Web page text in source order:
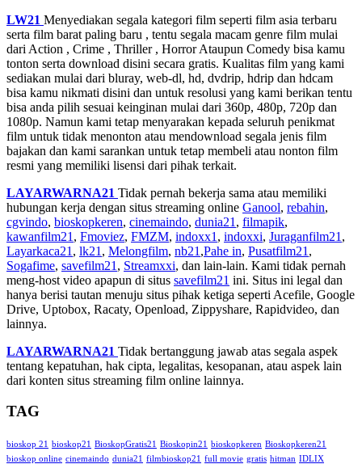
LW21 Menyediakan segala kategori film seperti film asia terbaru
serta film barat paling baru , tentu segala macam genre film mulai
dari Action , Crime , Thriller , Horror Ataupun Comedy bisa kamu
tonton serta download disini secara gratis. Kualitas film yang kami
sediakan mulai dari bluray, web-dl, hd, dvdrip, hdrip dan hdcam
bisa kamu nikmati disini dan untuk resolusi yang kami berikan tentu
bisa anda pilih sesuai keinginan mulai dari 360p, 480p, 720p dan
1080p. Namun kami tetap menyarakan kepada seluruh penikmat
film untuk tidak menonton atau mendownload segala jenis film
bajakan dan kami sarankan untuk tetap membeli atau nonton film
resmi yang memiliki lisensi dari pihak terkait.
LAYARWARNA21 Tidak pernah bekerja sama atau memiliki
hubungan kerja dengan situs streaming online Ganool, rebahin,
cgvindo, bioskopkeren, cinemaindo, dunia21 , filmapik,
kawanfilm21 , Fmoviez, FMZM, indoxx1 , indoxxi, Juraganfilm21 ,
Layarkaca21 , lk21 , Melongfilm, nb21 ,Pahe in, Pusatfilm21 ,
Sogafime, savefilm21 , Streamxxi, dan lain-lain. Kami tidak pernah
meng-host video apapun di situs savefilm21 ini. Situs ini legal dan
hanya berisi tautan menuju situs pihak ketiga seperti Acefile, Google
Drive, Uptobox, Racaty, Openload, Zippyshare, Rapidvideo, dan
lainnya.
LAYARWARNA21 Tidak bertanggung jawab atas segala aspek
tentang kepatuhan, hak cipta, legalitas, kesopanan, atau aspek lain
dari konten situs streaming film online lainnya.
TAG
bioskop 21 bioskop21 BioskopGratis21 Bioskopin21 bioskopkeren Bioskopkeren21
bioskop online cinemaindo dunia21 filmbioskop21 full movie gratis hitman IDLIX